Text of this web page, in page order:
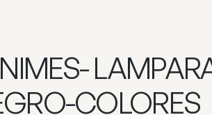
COLORES